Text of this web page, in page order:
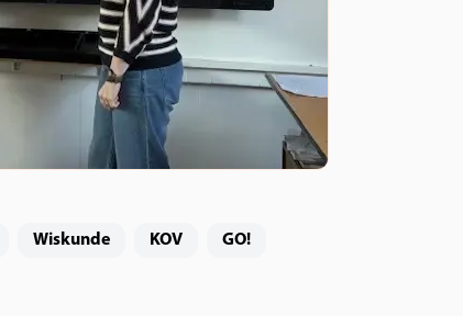
Wiskunde KOV GO!